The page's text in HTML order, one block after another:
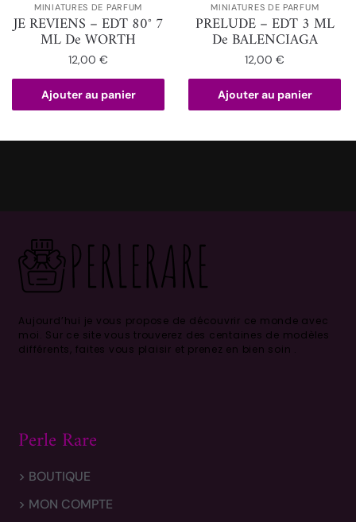
MINIATURES DE PARFUM
JE REVIENS – EDT 80° 7
ML De WORTH
12,00€
Ajouter au panier
MINIATURES DE PARFUM
PRELUDE – EDT 3 ML
De BALENCIAGA
12,00€
Ajouter au panier
Aujourd’hui je vous propose de découvrir ce monde avec
moi. Sur ce site vous trouverez des centaines de modèles
différents, faites vous plaisir et prenez en bien soin .
Perle Rare
> BOUTIQUE
> MON COMPTE